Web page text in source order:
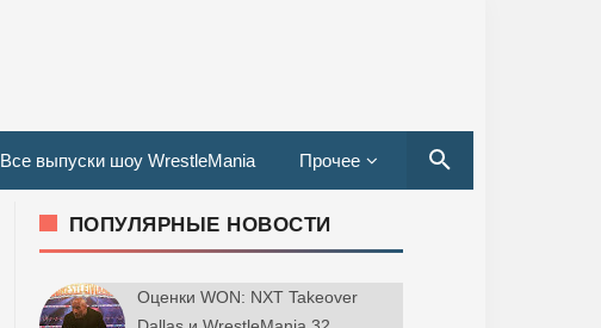
Все выпуски шоу WrestleMania Прочее
ПОПУЛЯРНЫЕ НОВОСТИ
Оценки WON: NXT Takeover